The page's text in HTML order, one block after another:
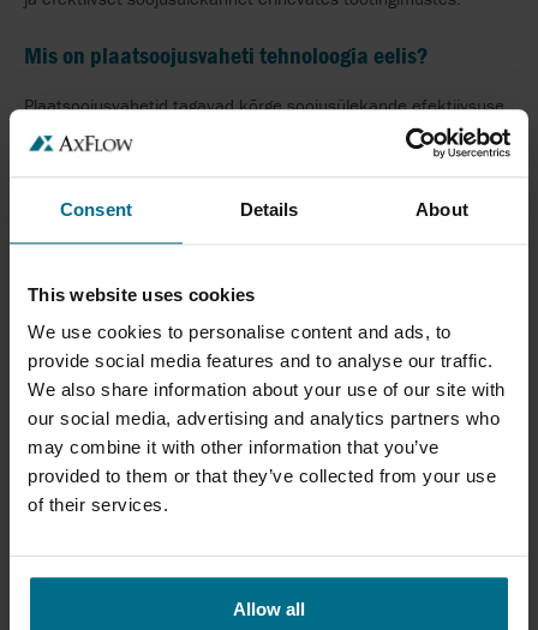
Consent Details About
This website uses cookies
We use cookies to personalise content and ads, to
provide social media features and to analyse our traffic.
We also share information about your use of our site with
our social media, advertising and analytics partners who
may combine it with other information that you’ve
provided to them or that they’ve collected from your use
of their services.
Allow all
Mis on plaatsoojusvaheti tehnoloogia eelis?
Plaatsoojusvahetid tagavad kõrge soojusülekande efektiivsuse
tänu suurele soojusülekande pinnale ja turbulentsele
voolurežiimile. Need võimaldavad kompaktset süsteemidisaini,
tõhusat energia taaskasutust ja täpset temperatuuri juhtimist,
sobides nii abisüsteemide kui ka protsessirakenduste jaoks.
lahendusi?
AxFlow pakub tehnilist tuge kogu seadme elutsükli jooksul,
sealhulgas valikut, dimensioneerimist ja süsteemi
integreerimist. Kliendid saavad kasu kohalikust
insenerikompetentsist, koordineeritud tarnest ning pidevast
hooldus- ja teenindustoest, mis tagab töökindluse ja pikaajalise
jõudluse.
9 SEERIAT 1 TOOTJALT